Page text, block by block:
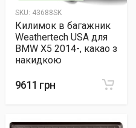
SKU: 43688SK
Килимок в багажник
Weathertech USA для
BMW X5 2014-, какао з
накидкою
9611 грн